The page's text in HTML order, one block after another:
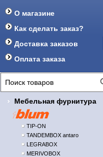
О магазине
Как сделать заказ?
Доставка заказов
Оплата заказа
Мебельная фурнитура
TIP-ON
TANDEMBOX antaro
LEGRABOX
MERIVOBOX